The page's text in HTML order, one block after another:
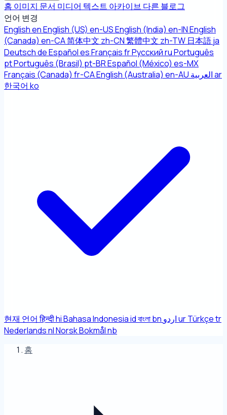
홈 이미지 문서 미디어 텍스트 아카이브 다른 블로그
언어 변경
EnglishenEnglish (US) en-USEnglish (India) en-INEnglish
(Canada) en-CA简体中文 zh-CN繁體中文 zh-TW 日本語ja
DeutschdeEspañolesFrançaisfrРусскийruPortuguês
ptPortuguês (Brasil) pt-BREspañol (México) es-MX
Français (Canada) fr-CAEnglish (Australia) en-AU العربيةar
한국어 ko
현재 언어 हिन्दीhiBahasa Indonesiaidবাংলাbn اردوurTürkçetr
NederlandsnlNorsk Bokmålnb
홈